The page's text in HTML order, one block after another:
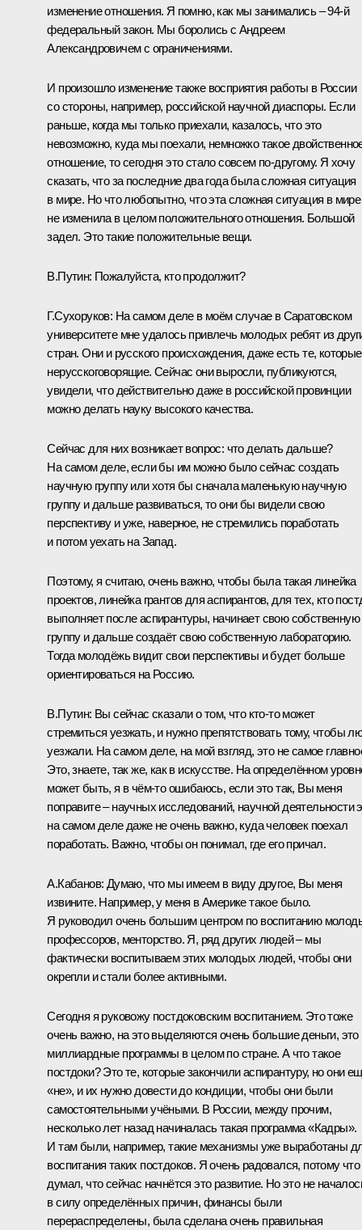
изменение отношения. Я помню, как мы занимались – 94‑й
федеральный закон. Мы боролись с Андреем
Александровичем с ограничениями.
И произошло изменение также восприятия работы в России
со стороны, например, российской научной диаспоры. Если
раньше, когда мы только приехали, казалось, что это
невозможно, куда мы поехали, немножко такое
отношение, то сегодня это стало совсем по‑другому. Я хочу
сказать, что за последние два года была сложная ситуация
в мире. Но что любопытно, что эта сложная ситуация в мире
не изменила в целом положительного отношения. Большой
задел. Это такие положительные вещи.
В.Путин: Пожалуйста, кто продолжит?
Г.Сухоруков: На самом деле в моём случае в Саратовском
университете мне удалось привлечь молодых ребят из
стран. Они и русского происхождения, даже есть те, которые
нерусскоговорящие. Сейчас они выросли, публикуются,
увидели, что действительно даже в российской провинции
можно делать науку высокого качества.
Сейчас для них возникает вопрос: что делать дальше?
На самом деле, если бы им можно было сейчас создать
научную группу или хотя бы сначала маленькую научную
группу и дальше развиваться, то они бы видели свою
перспективу и уже, наверное, не стремились поработать
и потом уехать на Запад.
Поэтому, я считаю, очень важно, чтобы была такая линейка
проектов, линейка грантов для аспирантов, для тех, кто
выполняет после аспирантуры, начинает свою собственную
группу и дальше создаёт свою собственную лабораторию.
Тогда молодёжь видит свои перспективы и будет больше
ориентироваться на Россию.
В.Путин: Вы сейчас сказали о том, что кто‑то может
стремиться уезжать, и нужно препятствовать тому, чтобы
уезжали. На самом деле, на мой взгляд, это не самое
Это, знаете, так же, как в искусстве. На определённом
может быть, я в чём‑то ошибаюсь, если это так, Вы меня
поправите – научных исследований, научной деятельности
на самом деле даже не очень важно, куда человек поехал
поработать. Важно, чтобы он понимал, где его причал.
А.Кабанов: Думаю, что мы имеем в виду другое, Вы меня
извините. Например, у меня в Америке такое было.
Я руководил очень большим центром по воспитанию
профессоров, менторство. Я, ряд других людей – мы
фактически воспитываем этих молодых людей, чтобы они
окрепли и стали более активными.
Сегодня я руковожу постдоковским воспитанием. Это тоже
очень важно, на это выделяются очень большие деньги, это
миллиардные программы в целом по стране. А что такое
постдоки? Это те, которые закончили аспирантуру, но они
«не», и их нужно довести до кондиции, чтобы они были
самостоятельными учёными. В России, между прочим,
несколько лет назад начиналась такая программа «Кадры».
И там были, например, такие механизмы уже выработаны
воспитания таких постдоков. Я очень радовался, потому что
думал, что сейчас начнётся это развитие. Но это не
в силу определённых причин, финансы были
перераспределены, была сделана очень правильная